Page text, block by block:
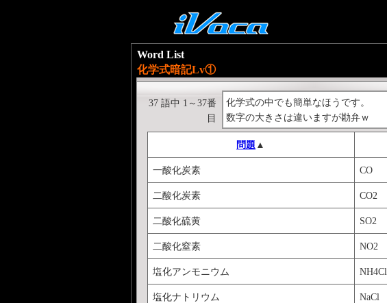
Word List
化学式暗記Lv①
化学式の中でも簡単なほうです。
数字の大きさは違いますが勘弁ｗ
37 語中 1～37番
目
問題 ▲
一酸化炭素 CO
二酸化炭素 CO2
二酸化硫黄 SO2
二酸化窒素 NO2
塩化アンモニウム NH4Cl
塩化ナトリウム NaCl